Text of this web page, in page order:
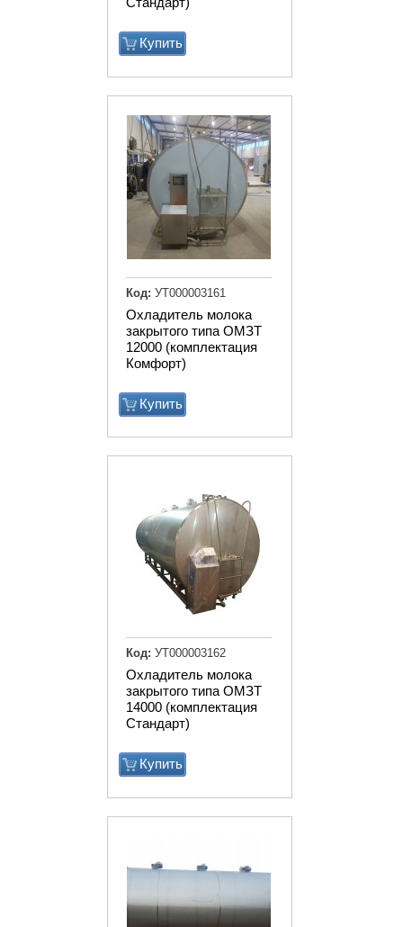
Купить
Охладитель молока
закрытого типа ОМЗТ
12000 (комплектация
Комфорт)
Купить
Код: УТ000003161
Охладитель молока
закрытого типа ОМЗТ
14000 (комплектация
Стандарт)
Купить
Код: УТ000003162